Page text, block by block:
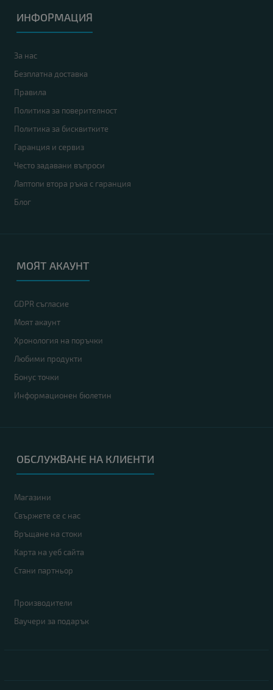
ИНФОРМАЦИЯ
За нас
Безплатна доставка
Правила
Политика за поверителност
Политика за бисквитките
Гаранция и сервиз
Често задавани въпроси
Лаптопи втора ръка с гаранция
Блог
МОЯТ АКАУНТ
GDPR съгласие
Моят акаунт
Хронология на поръчки
Любими продукти
Бонус точки
Информационен бюлетин
ОБСЛУЖВАНЕ НА КЛИЕНТИ
Магазини
Свържете се с нас
Връщане на стоки
Карта на уеб сайта
Стани партньор
Производители
Ваучери за подарък